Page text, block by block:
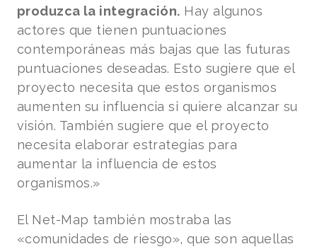
produzca la integración. Hay algunos
actores que tienen puntuaciones
contemporáneas más bajas que las futuras
puntuaciones deseadas. Esto sugiere que el
proyecto necesita que estos organismos
aumenten su influencia si quiere alcanzar su
visión. También sugiere que el proyecto
necesita elaborar estrategias para
aumentar la influencia de estos
organismos.»
El Net-Map también mostraba las
«comunidades de riesgo», que son aquellas